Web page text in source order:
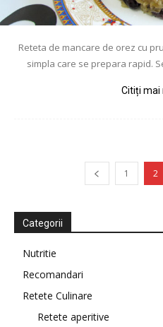
Reteta de mancare de orez cu
simpla care se prepara rapid.
Citiți mai
1 2
Categorii
Nutritie
Recomandari
Retete Culinare
Retete aperitive